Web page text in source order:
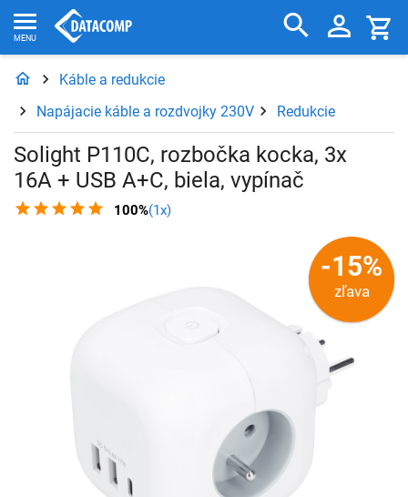
Káble a redukcie
Napájacie káble a rozdvojky 230V
Redukcie
Solight P110C, rozbočka kocka, 3x
16A + USB A+C, biela, vypínač
100%(1x)
-15%
zľava